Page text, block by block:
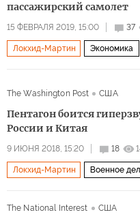
пассажирский самолет
15 ФЕВРАЛЯ 2019, 15:00 37
Локхид-Мартин Экономика
Airbus компаниz „Боинг"
авиация бомбардировщики
The Washington Post США
Пентагон боится
России и Китая
9 ИЮНЯ 2018, 15:20 18
Локхид-Мартин Военное
The National Interest США